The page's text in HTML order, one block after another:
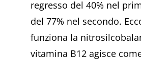
regresso del 40% nel
del 77% nel secondo.
funziona la
vitamina B12 agisce